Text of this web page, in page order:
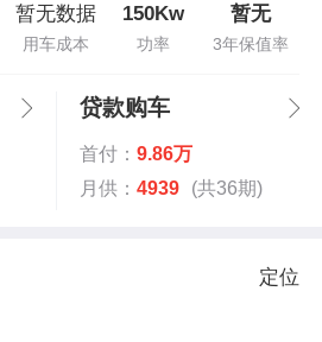
暂无数据
用车成本
150Kw
功率
暂无
3年保值率
贷款购车
首付： 9.86万
月供： 4939 (共36期)
定位